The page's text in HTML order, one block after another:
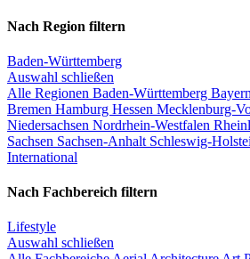
Nach Region filtern
Baden-Württemberg
Auswahl schließen
Alle Regionen Baden-Württemberg Bayern
Bremen Hamburg Hessen Mecklenburg-
Niedersachsen Nordrhein-Westfalen
Sachsen Sachsen-Anhalt Schleswig-
International
Nach Fachbereich filtern
Lifestyle
Auswahl schließen